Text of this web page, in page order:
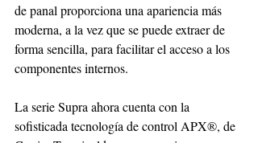
de panal proporciona una apariencia más
moderna, a la vez que se puede extraer de
forma sencilla, para facilitar el acceso a los
componentes internos.
La serie Supra ahora cuenta con la
sofisticada tecnología de control APX®, de